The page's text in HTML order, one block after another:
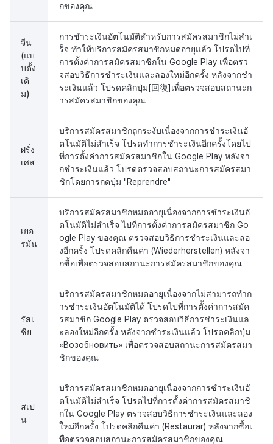
กของคุณ
จีน
(แบ
บดั้ง
เดิ
ม)
การชำระเงินอัตโนมัติสำหรับการสมัครสมาชิกไม่สำเ
ร็จ ทำให้บริการสมัครสมาชิกหมดอายุแล้ว โปรดไปที่
การตั้งค่าการสมัครสมาชิกใน Google Play เพื่อตรว
จสอบวิธีการชำระเงินและลองใหม่อีกครั้ง หลังจากชำ
ระเงินแล้ว โปรดคลิกปุ่ม[回復]เพื่อตรวจสอบสถานะก
ารสมัครสมาชิกของคุณ
ฝรั่ง
เศส
บริการสมัครสมาชิกถูกระงับเนื่องจากการชำระเงินอั
ตโนมัติไม่สำเร็จ โปรดทำการชำระเงินอีกครั้งโดยไป
ที่การตั้งค่าการสมัครสมาชิกใน Google Play หลังจา
กชำระเงินแล้ว โปรดตรวจสอบสถานะการสมัครสมา
ชิกโดยการกดปุ่ม "Reprendre"
เยอ
รมัน
บริการสมัครสมาชิกหมดอายุเนื่องจากการชำระเงินอั
ตโนมัติไม่สำเร็จ ไปที่การตั้งค่าการสมัครสมาชิก Go
ogle Play ของคุณ ตรวจสอบวิธีการชำระเงินและลอ
งอีกครั้ง โปรดคลิกคืนค่า (Wiederherstellen) หลังจา
กซื้อเพื่อตรวจสอบสถานะการสมัครสมาชิกของคุณ
รัสเ
ซีย
บริการสมัครสมาชิกหมดอายุเนื่องจากไม่สามารถทำก
ารชำระเงินอัตโนมัติได้ โปรดไปที่การตั้งค่าการสมัค
รสมาชิก Google Play ตรวจสอบวิธีการชำระเงินแล
ะลองใหม่อีกครั้ง หลังจากชำระเงินแล้ว โปรดคลิกปุ่ม
«Возобновить» เพื่อตรวจสอบสถานะการสมัครสมา
ชิกของคุณ
สเป
น
บริการสมัครสมาชิกหมดอายุเนื่องจากการชำระเงินอั
ตโนมัติไม่สำเร็จ โปรดไปที่การตั้งค่าการสมัครสมาชิ
กใน Google Play ตรวจสอบวิธีการชำระเงินและลอง
ใหม่อีกครั้ง โปรดคลิกคืนค่า (Restaurar) หลังจากซื้อเ
พื่อตรวจสอบสถานะการสมัครสมาชิกของคุณ